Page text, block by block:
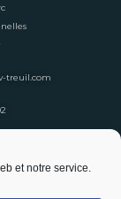
et notre service.
treuil.com